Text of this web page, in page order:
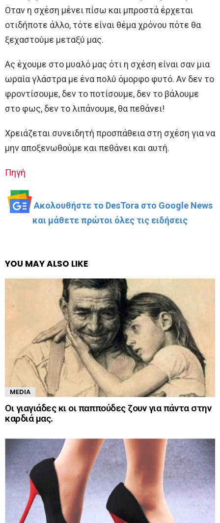
Οταν η σχέση μένει πίσω και μπροστά έρχεται
οτιδήποτε άλλο, τότε είναι θέμα χρόνου πότε θα
ξεχαστούμε μεταξύ μας.
Ας έχουμε στο μυαλό μας ότι η σχέση είναι σαν μια
ωραία γλάστρα με ένα πολύ όμορφο φυτό. Αν δεν το
φροντίσουμε, δεν το ποτίσουμε, δεν το βάλουμε
στο φως, δεν το λιπάνουμε, θα πεθάνει!
Χρειάζεται συνειδητή προσπάθεια στη σχέση για να
μην αποξενωθούμε και πεθάνει και αυτή.
Πηγή
Ακολουθήστε το DesTora στο Google News
και μάθετε πρώτοι όλες τις ειδήσεις
YOU MAY ALSO LIKE
MEDIA
Οι γιαγιάδες κι οι παππούδες ζουν για πάντα στην
καρδιά μας.